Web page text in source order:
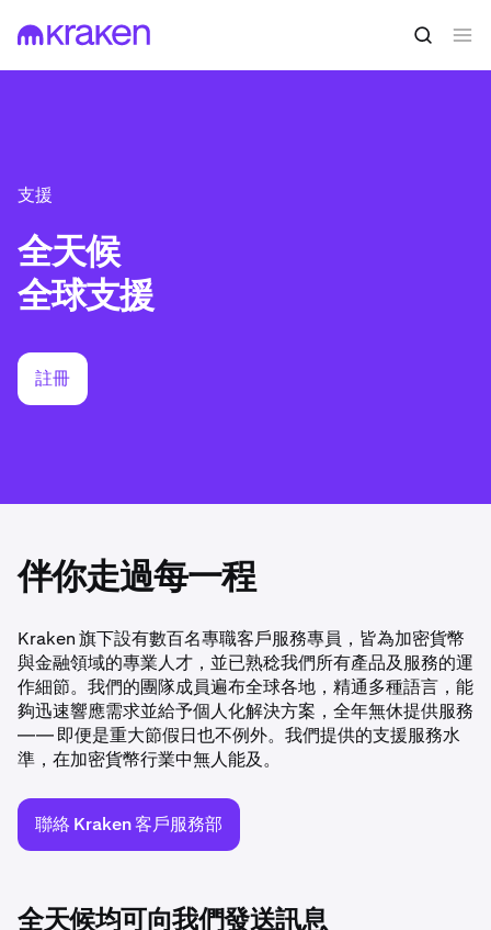
支援
全天候
全球支援
註冊
伴你走過每一程
Kraken 旗下設有數百名專職客戶服務專員，皆為加密貨幣
與金融領域的專業人才，並已熟稔我們所有產品及服務的運
作細節。我們的團隊成員遍布全球各地，精通多種語言，能
夠迅速響應需求並給予個人化解決方案，全年無休提供服務
—— 即便是重大節假日也不例外。我們提供的支援服務水
準，在加密貨幣行業中無人能及。
聯絡 Kraken 客戶服務部
全天候均可向我們發送訊息